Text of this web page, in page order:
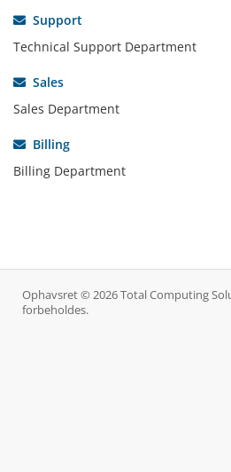
Support
Technical Support Department
Sales
Sales Department
Billing
Billing Department
Ophavsret © 2026 Total Computing
forbeholdes.